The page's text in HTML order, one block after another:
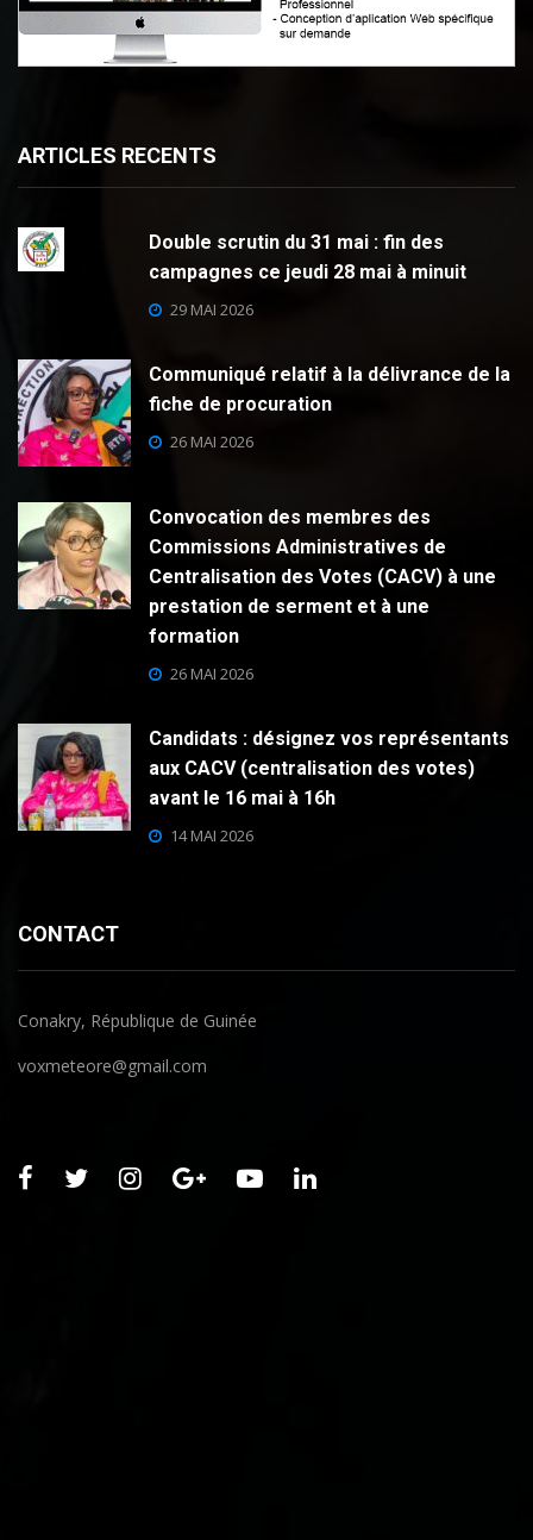
ARTICLES RECENTS
Double scrutin du 31 mai : fin des
campagnes ce jeudi 28 mai à minuit
29 MAI 2026
Communiqué relatif à la délivrance de la
fiche de procuration
26 MAI 2026
Convocation des membres des
Commissions Administratives de
Centralisation des Votes (CACV) à une
prestation de serment et à une
formation
26 MAI 2026
Candidats : désignez vos représentants
aux CACV (centralisation des votes)
avant le 16 mai à 16h
14 MAI 2026
CONTACT
Conakry, République de Guinée
voxmeteore@gmail.com